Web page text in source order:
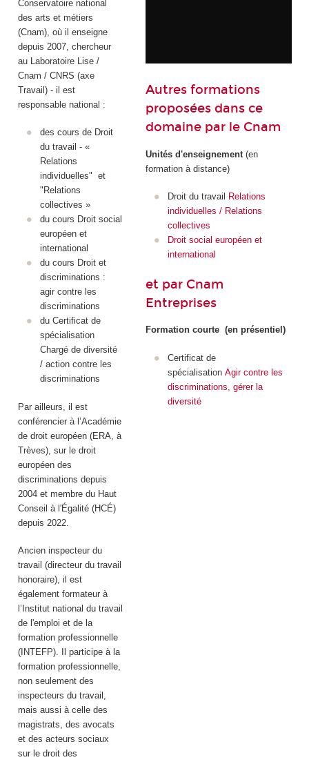
Conservatoire national
des arts et métiers
(Cnam), où il enseigne
depuis 2007, chercheur
au Laboratoire Lise /
Cnam / CNRS (axe
Travail) - il est
responsable national :
des cours de Droit
du travail - «
Relations
individuelles" et
"Relations
collectives »
du cours Droit social
européen et
international
du cours Droit et
discriminations :
agir contre les
discriminations
du Certificat de
spécialisation
Chargé de diversité
/ action contre les
discriminations
Par ailleurs, il est
conférencier à l’Académie
de droit européen (ERA, à
Trèves), sur le droit
européen des
discriminations depuis
2004 et membre du Haut
Conseil à l'Égalité (HCÉ)
depuis 2022.
Ancien inspecteur du
travail (directeur du travail
honoraire), il est
également formateur à
l’Institut national du travail
de l'emploi et de la
formation professionnelle
(INTEFP). Il participe à la
formation professionnelle,
non seulement des
inspecteurs du travail,
mais aussi à celle des
magistrats, des avocats
et des acteurs sociaux
sur le droit des
Autres formations
proposées dans ce
domaine par le Cnam
Unités d'enseignement(en
formation à distance)
Droit du travail
Relations
individuelles / Relations
collectives
Droit social européen et
international
et par Cnam
Entreprises
Formation courte (en présentiel)
Certificat de
spécialisation Agir contre les
discriminations, gérer la
diversité